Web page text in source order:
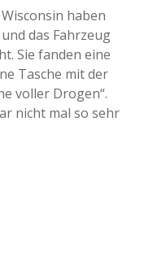
Menü
öffnen
2010
2011
2012
vimeoBluesky
haben
das Fahrzeug
Sie fanden eine
Tasche mit der
voller Drogen“.
nicht mal so sehr